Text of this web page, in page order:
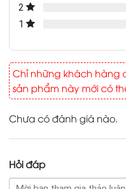
2
1
Chỉ những khách hàng
sản phẩm này mới có
Chưa có đánh giá nào.
Hỏi đáp